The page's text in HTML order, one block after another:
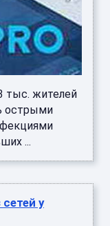
жителей
острыми
...
у